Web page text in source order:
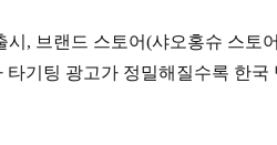
, 브랜드 스토어(샤오홍슈 스토
기팅 광고가 정밀해질수록 한